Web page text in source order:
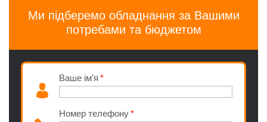
Ми підберемо обладнання за Вашими
потребами та бюджетом
Ваше ім’я
Номер телефону